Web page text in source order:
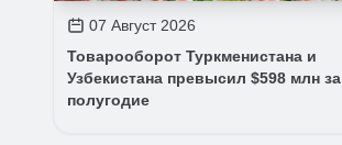
07 Август 2026
Товарооборот Туркменистана и
Узбекистана превысил $598 млн за
полугодие